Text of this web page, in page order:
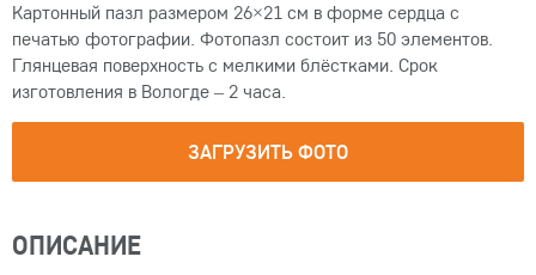
Картонный пазл размером 26×21 см в форме сердца с
печатью фотографии. Фотопазл состоит из 50 элементов.
Глянцевая поверхность с мелкими блёстками. Срок
изготовления в Вологде – 2 часа.
ЗАГРУЗИТЬ ФОТО
ОПИСАНИЕ